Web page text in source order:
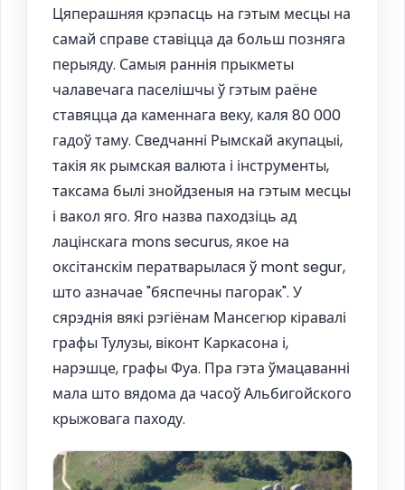
Цяперашняя крэпасць на гэтым месцы на
самай справе ставіцца да больш позняга
перыяду. Самыя раннія прыкметы
чалавечага паселішчы ў гэтым раёне
ставяцца да каменнага веку, каля 80 000
гадоў таму. Сведчанні Рымскай акупацыі,
такія як рымская валюта і інструменты,
таксама былі знойдзеныя на гэтым месцы
і вакол яго. Яго назва паходзіць ад
лацінскага mons securus, якое на
оксітанскім ператварылася ў mont segur,
што азначае "бяспечны пагорак". У
сярэднія вякі рэгіёнам Мансегюр кіравалі
графы Тулузы, віконт Каркасона і,
нарэшце, графы Фуа. Пра гэта ўмацаванні
мала што вядома да часоў Альбигойского
крыжовага паходу.